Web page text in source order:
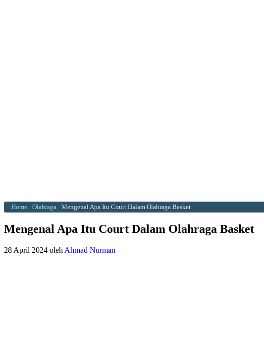
Home Olahraga Mengenal Apa Itu Court Dalam Olahraga Basket
Mengenal Apa Itu Court Dalam Olahraga Basket
28 April 2024 oleh Ahmad Nurman